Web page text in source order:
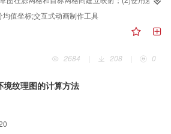
coordinates），根据源动画来变形目标网
标网格，通过求解最小化约束函数，以获取光滑
画的关键帧；(4)对由步骤(3)产生的结果进行插
3维动画。通过对上述几个方面的深入研究，以
中的结果表明，该方法具有以下特点：①既不需
也可以是2维视频或Flash；③目标对象可以是无
维动画与2维车轮视频的合成来产生复杂的马车
外，原型系统还通过产生其他几个例子来进一
均值坐标;交互式动画制作工具
2684
| 208 | 0
纹理图的计算方法